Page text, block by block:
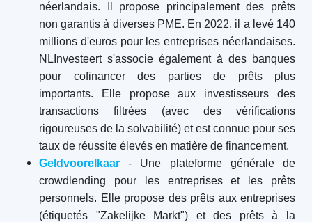
néerlandais. Il propose principalement des prêts
non garantis à diverses PME. En 2022, il a levé 140
millions d'euros pour les entreprises néerlandaises.
NLInvesteert s'associe également à des banques
pour cofinancer des parties de prêts plus
importants. Elle propose aux investisseurs des
transactions filtrées (avec des vérifications
rigoureuses de la solvabilité) et est connue pour ses
taux de réussite élevés en matière de financement.
Geldvoorelkaar
- Une plateforme générale de
crowdlending pour les entreprises et les prêts
personnels. Elle propose des prêts aux entreprises
(étiquetés "Zakelijke Markt") et des prêts à la